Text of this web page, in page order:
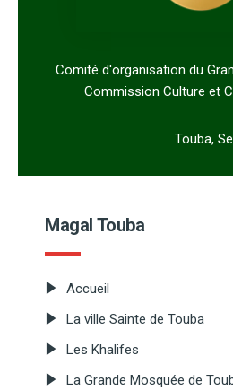
Comité d'organisation du
Commission Culture et
Touba,
Magal Touba
Accueil
La ville Sainte de Touba
Les Khalifes
La Grande Mosquée de